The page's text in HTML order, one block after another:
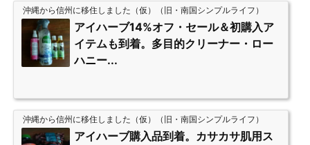
沖縄から信州に移住しました（仮）（旧・南国シンプルライフ）
アイハーブ14%オフ・セール＆初購入ア
イテムも到着。多目的クリーナー・ロー
ハニー...
沖縄から信州に移住しました（仮）（旧・南国シンプルライフ）
アイハーブ購入品到着。カサカサ肌用ス